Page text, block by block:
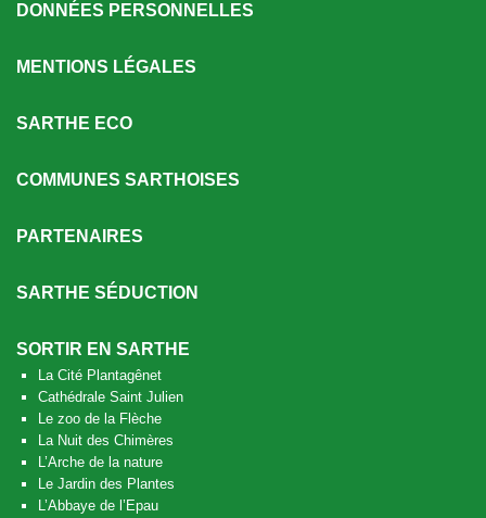
DONNÉES PERSONNELLES
MENTIONS LÉGALES
SARTHE ECO
COMMUNES SARTHOISES
PARTENAIRES
SARTHE SÉDUCTION
SORTIR EN SARTHE
La Cité Plantagênet
Cathédrale Saint Julien
Le zoo de la Flèche
La Nuit des Chimères
L’Arche de la nature
Le Jardin des Plantes
L’Abbaye de l’Epau